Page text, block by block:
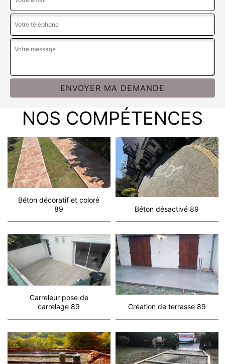
NOS COMPÉTENCES
Béton décoratif et coloré
89
Béton désactivé 89
Carreleur pose de
carrelage 89
Création de terrasse 89